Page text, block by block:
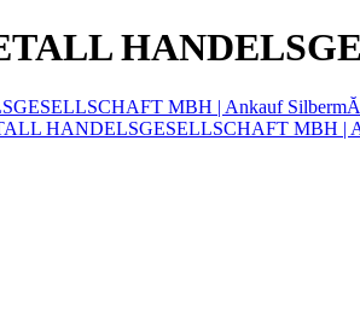
MBH | Ankauf
HANDELSGESELLSCHAFT MBH |